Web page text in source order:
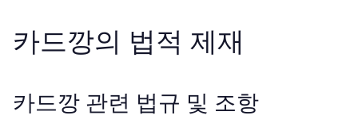
카드깡의 법적 제재
카드깡 관련 법규 및 조항